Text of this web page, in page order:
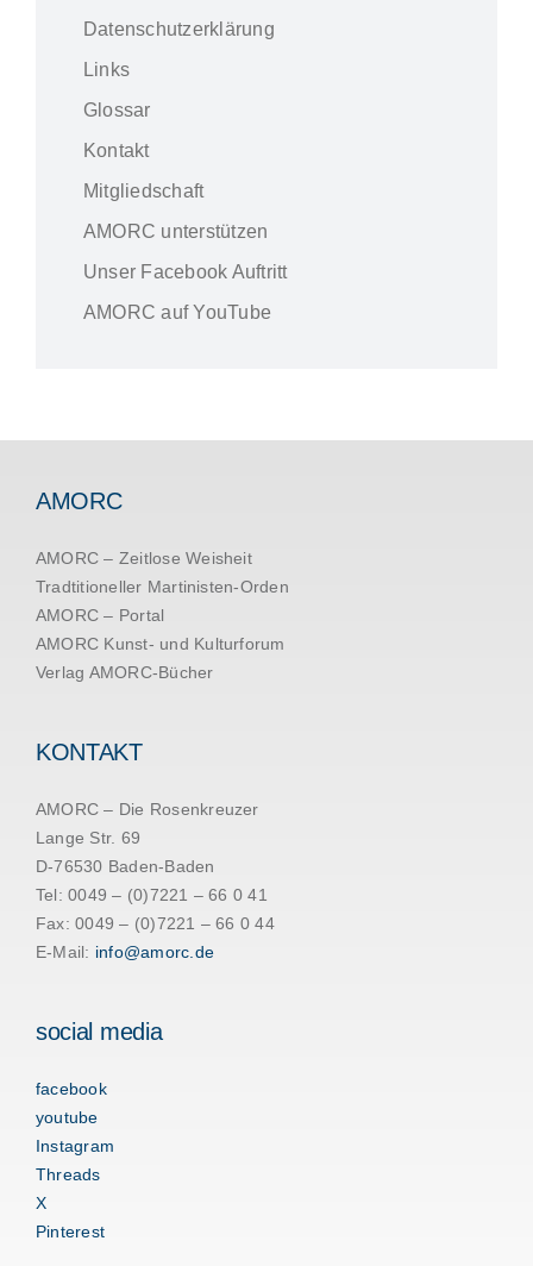
Datenschutzerklärung
Links
Glossar
Kontakt
Mitgliedschaft
AMORC unterstützen
Unser Facebook Auftritt
AMORC auf YouTube
AMORC
AMORC – Zeitlose Weisheit
Tradtitioneller Martinisten-Orden
AMORC – Portal
AMORC Kunst- und Kulturforum
Verlag AMORC-Bücher
KONTAKT
AMORC – Die Rosenkreuzer
Lange Str. 69
D-76530 Baden-Baden
Tel: 0049 – (0)7221 – 66 0 41
Fax: 0049 – (0)7221 – 66 0 44
E-Mail: info@amorc.de
social media
facebook
youtube
Instagram
Threads
X
Pinterest